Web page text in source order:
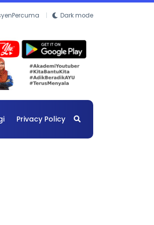
Dark mode
Privacy Policy